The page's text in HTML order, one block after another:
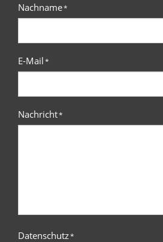
Nachname*
E-Mail*
Nachricht*
Datenschutz*